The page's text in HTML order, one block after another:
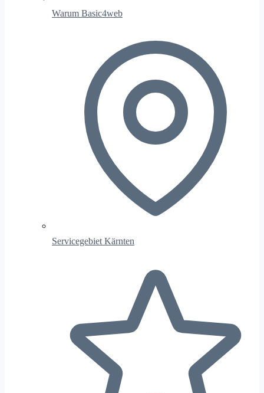
Warum Basic4web
Servicegebiet Kärnten